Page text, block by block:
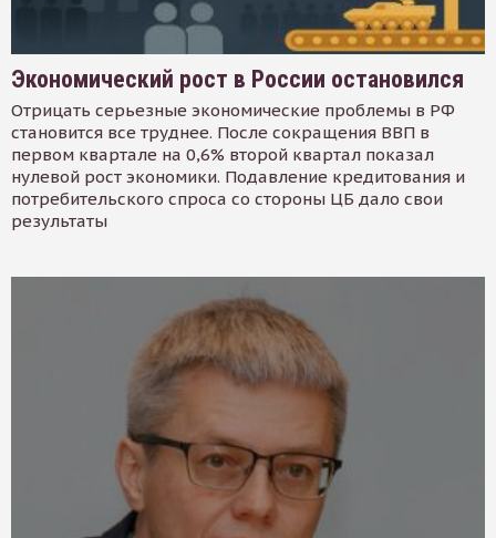
Экономический рост в России остановился
Отрицать серьезные экономические проблемы в РФ
становится все труднее. После сокращения ВВП в
первом квартале на 0,6% второй квартал показал
нулевой рост экономики. Подавление кредитования и
потребительского спроса со стороны ЦБ дало свои
результаты